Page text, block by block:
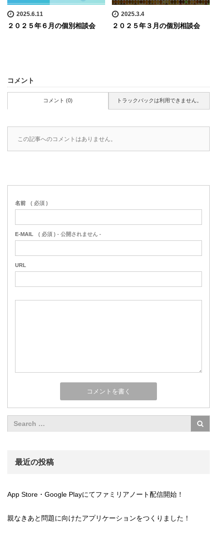
2025.6.11
２０２５年６月の個別相談会
2025.3.4
２０２５年３月の個別相談会
コメント
コメント (0) トラックバックは利用できません。
この記事へのコメントはありません。
名前 ( 必須 )
E-MAIL ( 必須 ) - 公開されません -
URL
最近の投稿
App Store・Google Playにてファミリアノート配信開始！
親なきあと問題に向けたアプリケーションをつくりました！